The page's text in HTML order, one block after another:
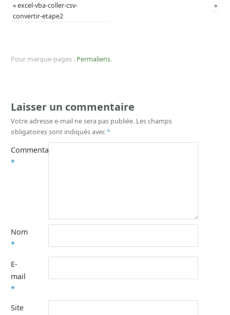
«excel-vba-coller-csv-
convertir-etape2
»
Pour marque-pages : Permaliens.
Laisser un commentaire
Votre adresse e-mail ne sera pas publiée. Les champs
obligatoires sont indiqués avec*
Commentaire
*
Nom
*
E-
mail
*
Site